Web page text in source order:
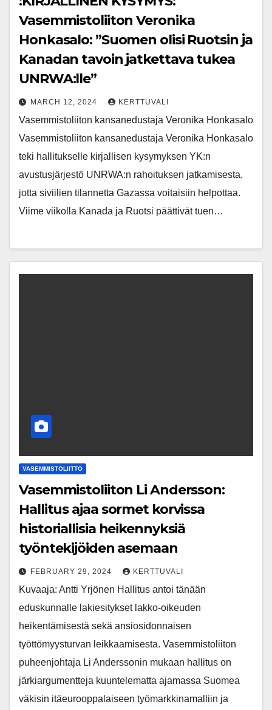
Vasemmistoliiton Veronika
Honkasalo: ”Suomen olisi Ruotsin ja
Kanadan tavoin jatkettava tukea
UNRWA:lle”
MARCH 12, 2024 KERTTUVALI
Vasemmistoliiton kansanedustaja Veronika Honkasalo
Vasemmistoliiton kansanedustaja Veronika Honkasalo
teki hallitukselle kirjallisen kysymyksen YK:n
avustusjärjestö UNRWA:n rahoituksen jatkamisesta,
jotta siviilien tilannetta Gazassa voitaisiin helpottaa.
Viime viikolla Kanada ja Ruotsi päättivät tuen…
VASEMMISTOLIITTO
Vasemmistoliiton Li Andersson:
Hallitus ajaa sormet korvissa
historiallisia heikennyksiä
työntekijöiden asemaan
FEBRUARY 29, 2024 KERTTUVALI
Kuvaaja: Antti Yrjönen Hallitus antoi tänään
eduskunnalle lakiesitykset lakko-oikeuden
heikentämisestä sekä ansiosidonnaisen
työttömyysturvan leikkaamisesta. Vasemmistoliiton
puheenjohtaja Li Anderssonin mukaan hallitus on
järkiargumentteja kuuntelematta ajamassa Suomea
väkisin itäeurooppalaiseen työmarkkinamalliin ja